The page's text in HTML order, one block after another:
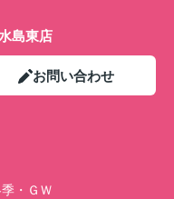
島東店
お問い合わせ
・ＧＷ